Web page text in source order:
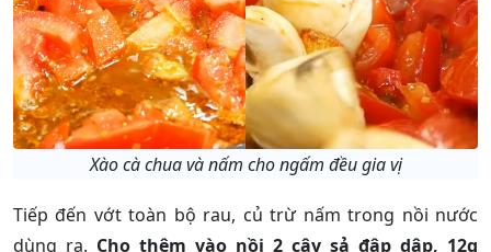
Xào cà chua và nấm cho ngấm đều gia vị
Tiếp đến vớt toàn bộ rau, củ trừ nấm trong nồi nước
dùng ra. Cho thêm vào nồi 2 cây sả đập dập, 12g